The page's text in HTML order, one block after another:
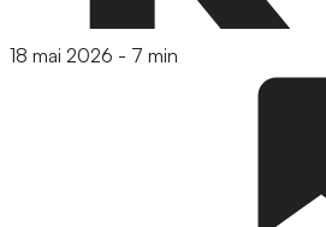
18 mai 2026 - 7 min